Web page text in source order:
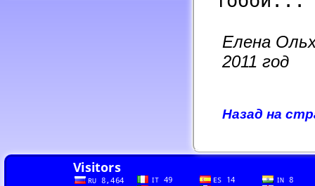
Елена
2011 год
Назад на